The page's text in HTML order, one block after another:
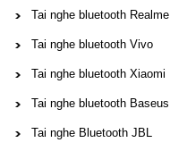
Tai nghe bluetooth Realme
Tai nghe bluetooth Vivo
Tai nghe bluetooth Xiaomi
Tai nghe bluetooth Baseus
Tai nghe Bluetooth JBL